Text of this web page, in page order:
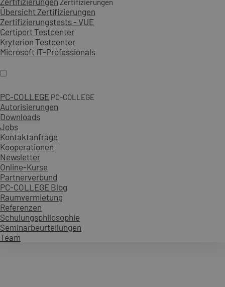
Zertifizierungen
Übersicht Zertifizierungen
Zertifizierungstests - VUE
Certiport Testcenter
Kryterion Testcenter
Microsoft IT-Professionals
PC-COLLEGE PC-COLLEGE
Autorisierungen
Downloads
Jobs
Kontaktanfrage
Kooperationen
Newsletter
Online-Kurse
Partnerverbund
PC-COLLEGE Blog
Raumvermietung
Referenzen
Schulungsphilosophie
Seminarbeurteilungen
Team